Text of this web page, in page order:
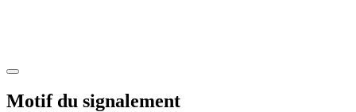
Motif du signalement